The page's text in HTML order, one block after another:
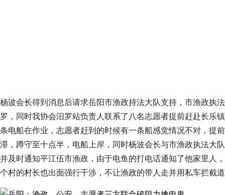
杨波会长得到消息后请求岳阳市渔政持法大队支持，市渔政执
罗，同时我协会汨罗站负责人联系了八名志愿者提前赶赴长乐
条电船在作业，志愿者赶到的时候有一条船感觉情况不对，提
滞，蹲守至十点半，电船上岸，同时杨波会长与市渔政执法大
并及时通知平江伍市渔政，由于电鱼的打电话通知了他家里人
个村的村长也出面强行干涉，不让渔政的带人走并用私车拦截